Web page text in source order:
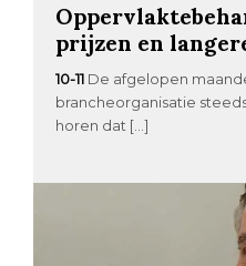
prijzen en
10-11 De afgelopen
brancheorganisatie
horen dat […]